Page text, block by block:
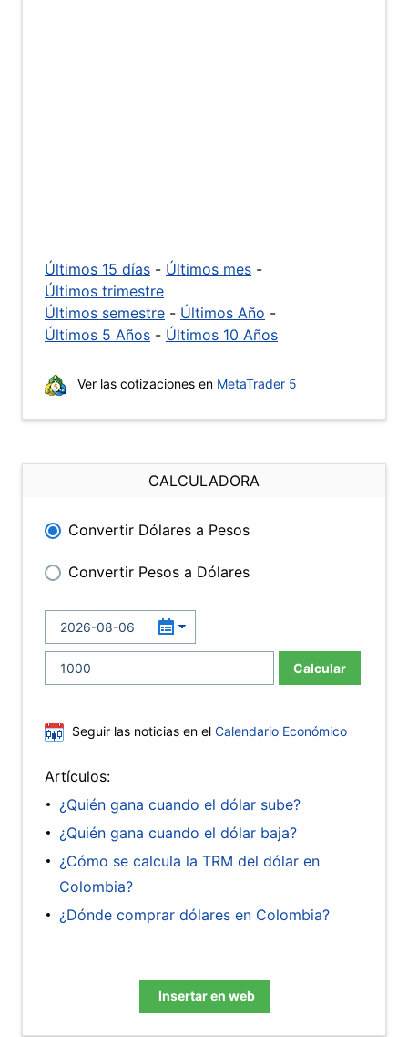
Últimos 15 días - Últimos mes -
Últimos trimestre
Últimos semestre - Últimos Año -
Últimos 5 Años - Últimos 10 Años
Ver las cotizaciones en MetaTrader 5
CALCULADORA
Convertir Dólares a Pesos
Convertir Pesos a Dólares
Calcular
Seguir las noticias en el Calendario Económico
Artículos:
¿Quién gana cuando el dólar sube?
¿Quién gana cuando el dólar baja?
¿Cómo se calcula la TRM del dólar en
Colombia?
¿Dónde comprar dólares en Colombia?
Insertar en web